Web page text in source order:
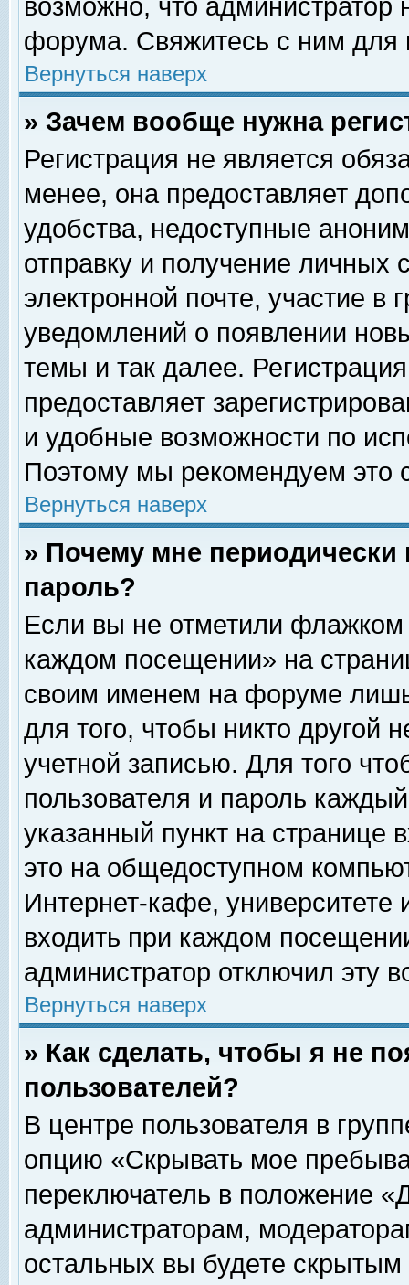
возможно, что
форума. Свяжитесь с ним для
Вернуться наверх
» Зачем вообще нужна
Регистрация не является
менее, она предоставляет
удобства, недоступные
отправку и получение личных
электронной почте, участие в
уведомлений о появлении
темы и так далее.
предоставляет
и удобные возможности по
Поэтому мы рекомендуем это
Вернуться наверх
» Почему мне
пароль?
Если вы не отметили флажком
каждом посещении» на
своим именем на форуме
для того, чтобы никто другой
учетной записью. Для того
пользователя и пароль
указанный пункт на
это на общедоступном
Интернет-кафе, университете
входить при каждом
администратор отключил эту
Вернуться наверх
» Как сделать, чтобы я не
пользователей?
В центре пользователя в
опцию «Скрывать мое
переключатель в положение
администраторам,
остальных вы будете скрытым